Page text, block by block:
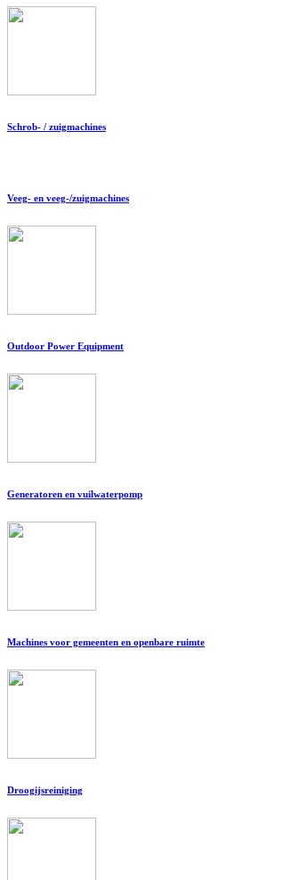
Schrob- / zuigmachines
Veeg- en veeg-/zuigmachines
Outdoor Power Equipment
Generatoren en vuilwaterpomp
Machines voor gemeenten en openbare ruimte
Droogijsreiniging